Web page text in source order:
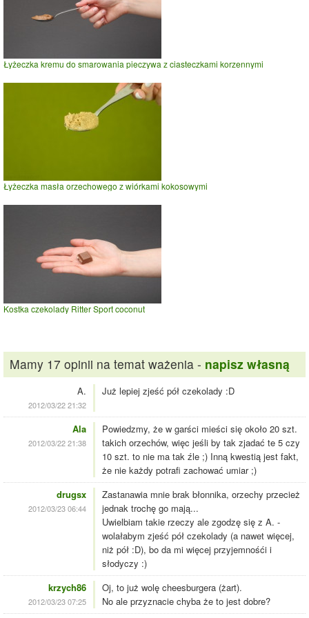
Łyżeczka kremu do smarowania pieczywa z ciasteczkami korzennymi
Łyżeczka masła orzechowego z wiórkami kokosowymi
Kostka czekolady Ritter Sport coconut
Mamy 17 opinii na temat ważenia - napisz własną
A.
2012/03/22 21:32
Już lepiej zjeść pół czekolady :D
Ala
2012/03/22 21:38
Powiedzmy, że w garści mieści się około 20 szt.
takich orzechów, więc jeśli by tak zjadać te 5 czy
10 szt. to nie ma tak źle ;) Inną kwestią jest fakt,
że nie każdy potrafi zachować umiar ;)
drugsx
2012/03/23 06:44
Zastanawia mnie brak błonnika, orzechy przecież
jednak trochę go mają...
Uwielbiam takie rzeczy ale zgodzę się z A. -
wolałabym zjeść pół czekolady (a nawet więcej,
niż pół :D), bo da mi więcej przyjemnośći i
słodyczy :)
krzych86
2012/03/23 07:25
Oj, to już wolę cheesburgera (żart).
No ale przyznacie chyba że to jest dobre?